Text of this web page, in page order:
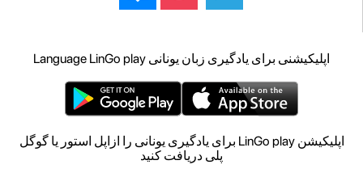
اپلیکیشنی برای یادگیری زبان یونانی Language LinGo play
اپلیکیشن LinGo play برای یادگیری یونانی را ازاپل استور یا گوگل
پلی دریافت کنید